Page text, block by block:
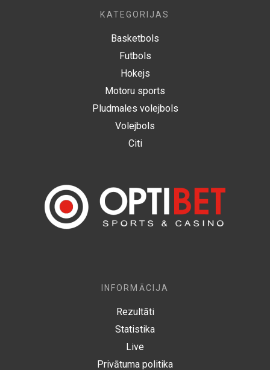
KATEGORIJAS
Basketbols
Futbols
Hokejs
Motoru sports
Pludmales volejbols
Volejbols
Citi
INFORMĀCIJA
Rezultāti
Statistika
Live
Privātuma politika